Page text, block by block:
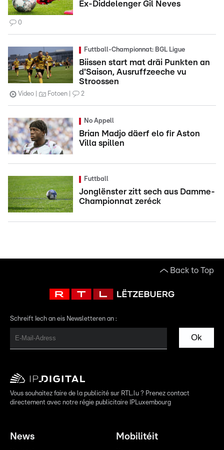
Ex-Diddelenger Gil Neves
0
Futtball-Championnat: BGL Ligue
Biissen start mat dräi Punkten an
d'Saison, Ausruffzeeche vu
Stroossen
Video Fotoen 2
No Appell
Brian Madjo däerf elo fir Aston
Villa spillen
Futtball
Jonglënster zitt sech aus Damme-
Championnat zeréck
Back to Top
Schreift Iech an eis Newsletteren an :
Ok
Vous souhaitez faire de la publicité sur RTL.lu ? Prenez contact
directement avec notre régie publicitaire IPLuxembourg
News Mobilitéit